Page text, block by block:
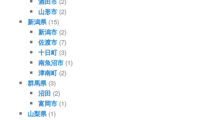
山形市 (2)
新潟県(15)
新潟市 (2)
佐渡市 (7)
十日町 (3)
南魚沼市 (1)
津南町 (2)
群馬県(3)
沼田 (2)
富岡市 (1)
山梨県(1)